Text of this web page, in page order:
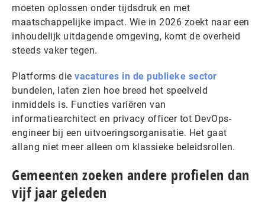
moeten oplossen onder tijdsdruk en met
maatschappelijke impact. Wie in 2026 zoekt naar een
inhoudelijk uitdagende omgeving, komt de overheid
steeds vaker tegen.
Platforms die vacatures in de publieke sector
bundelen, laten zien hoe breed het speelveld
inmiddels is. Functies variëren van
informatiearchitect en privacy officer tot DevOps-
engineer bij een uitvoeringsorganisatie. Het gaat
allang niet meer alleen om klassieke beleidsrollen.
Gemeenten zoeken andere profielen dan
vijf jaar geleden